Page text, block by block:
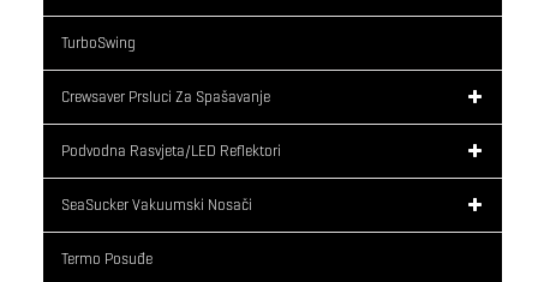
TurboSwing
Crewsaver Prsluci Za Spašavanje
Podvodna Rasvjeta/LED Reflektori
SeaSucker Vakuumski Nosači
Termo Posuđe